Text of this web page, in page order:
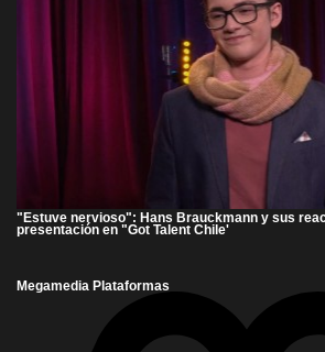
"Estuve nervioso": Hans Brauckmann y sus
presentación en "Got Talent Chile'
Megamedia Plataformas